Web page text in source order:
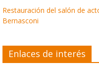
Restauración del salón de
Bernasconi
Enlaces de interés